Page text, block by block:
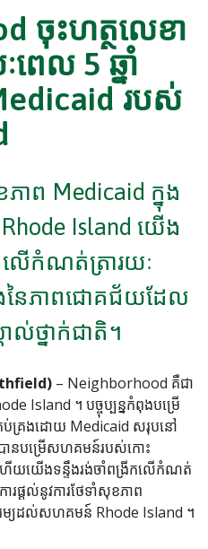
ចុះហត្ថលេខា
ពេល 5 ឆ្នាំ
របស់
ភាព Medicaid ក្នុង
Island យើង
លើកំណត់ត្រារយៈ
នៃភាពជោគជ័យដែល
ល់ថ្នាក់ជាតិ។
– Neighborhood គឺជា
Island ។ បច្ចុប្បន្នកំពុងបម្រើ
ប់គ្រងដោយ Medicaid សរុបនៅ
បានបម្រើសហគមន៍របស់កោះ
ើយយើងទន្ទឹងរង់ចាំពង្រីកលើកំណត់
រផ្តល់នូវការថែទាំសុខភាព
យដល់សហគមន៍ Rhode Island ។